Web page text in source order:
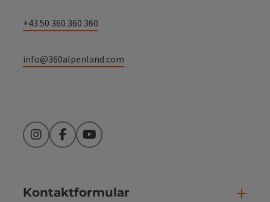
+43 50 360 360 360
info@360alpenland.com
InstagramFacebookYouTube
Kontaktformular